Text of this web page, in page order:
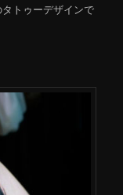
トゥーデザインで